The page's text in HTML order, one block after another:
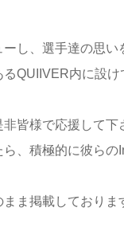
し、選手達の思い
QUIIVER内に設け
皆様で応援して下
、積極的に彼らの
ま掲載しておりま